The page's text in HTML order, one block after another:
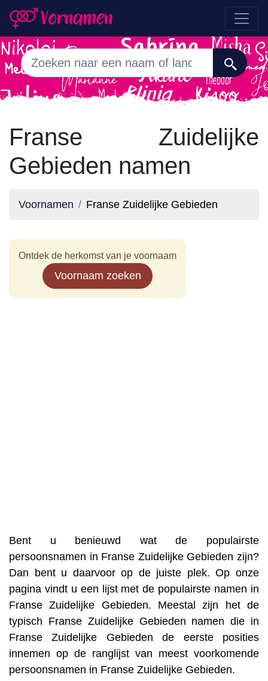
Franse Zuidelijke
Gebieden namen
Voornamen Franse Zuidelijke Gebieden
Ontdek de herkomst van je voornaam
Voornaam zoeken
Bent u benieuwd wat de populairste
persoonsnamen in Franse Zuidelijke Gebieden zijn?
Dan bent u daarvoor op de juiste plek. Op onze
pagina vindt u een lijst met de populairste namen in
Franse Zuidelijke Gebieden. Meestal zijn het de
typisch Franse Zuidelijke Gebieden namen die in
Franse Zuidelijke Gebieden de eerste posities
innemen op de ranglijst van meest voorkomende
persoonsnamen in Franse Zuidelijke Gebieden.